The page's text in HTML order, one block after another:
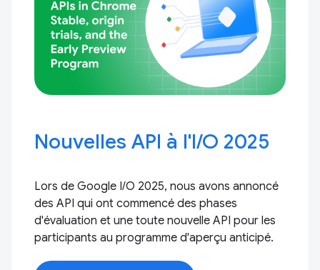
Nouvelles API à l'I/O 2025
Lors de Google I/O 2025, nous avons annoncé
des API qui ont commencé des phases
d'évaluation et une toute nouvelle API pour les
participants au programme d'aperçu anticipé.